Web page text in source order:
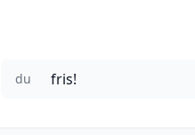
du fris!